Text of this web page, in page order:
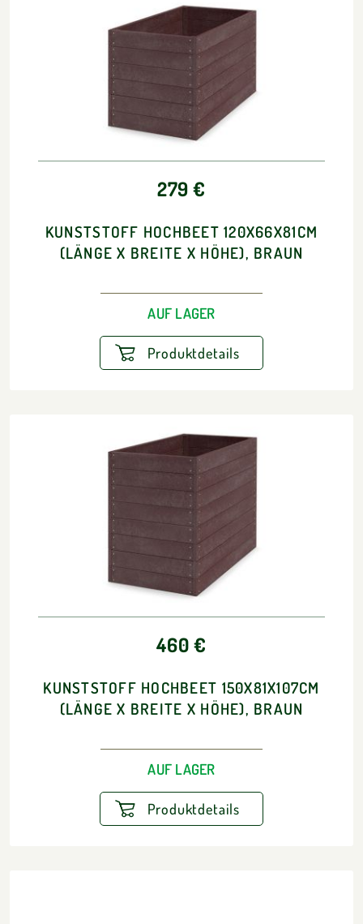
279 €
KUNSTSTOFF HOCHBEET 120X66X81CM
(LÄNGE X BREITE X HÖHE), BRAUN
AUF LAGER
Produktdetails
460 €
KUNSTSTOFF HOCHBEET 150X81X107CM
(LÄNGE X BREITE X HÖHE), BRAUN
AUF LAGER
Produktdetails